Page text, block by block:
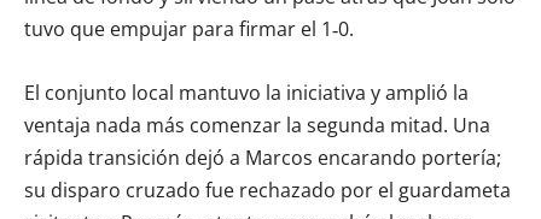
tuvo que empujar para firmar el 1‑0.
El conjunto local mantuvo la iniciativa y amplió la
ventaja nada más comenzar la segunda mitad. Una
rápida transición dejó a Marcos encarando portería;
su disparo cruzado fue rechazado por el guardameta